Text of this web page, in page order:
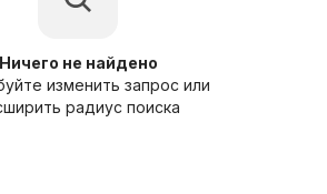
Ничего не найдено
изменить запрос или
радиус поиска